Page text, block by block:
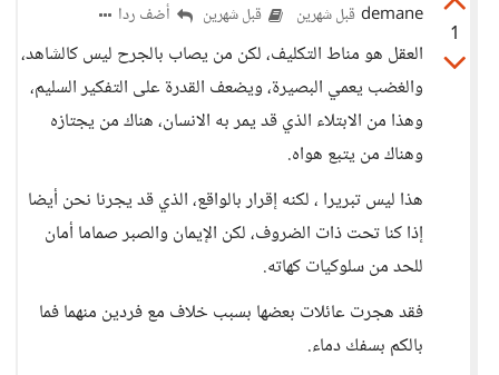
1
demane قبل شهرين قبل شهرين أضف ردا
العقل هو مناط التكليف، لكن من يصاب بالجرح ليس كالشاهد،
والغضب يعمي البصيرة، ويضعف القدرة على التفكير السليم،
وهذا من الابتلاء الذي قد يمر به الانسان، هناك من يجتازه
وهناك من يتبع هواه.
هذا ليس تبريرا ، لكنه إقرار بالواقع، الذي قد يجرنا نحن أيضا
إذا كنا تحت ذات الضروف، لكن الإيمان والصبر صماما أمان
للحد من سلوكيات كهاته.
فقد هجرت عائلات بعضها بسبب خلاف مع فردين منهما فما
بالكم بسفك دماء.